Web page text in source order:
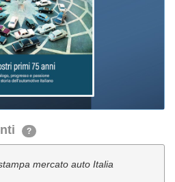
?
mercato auto Italia